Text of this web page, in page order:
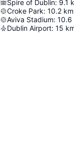
Spire of Dublin: 9.1
Croke Park: 10.2 km
Aviva Stadium: 10.6
Dublin Airport: 15